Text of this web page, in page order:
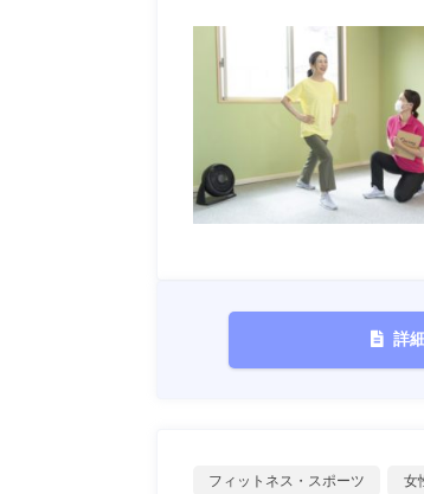
詳
フィットネス・スポーツ 女